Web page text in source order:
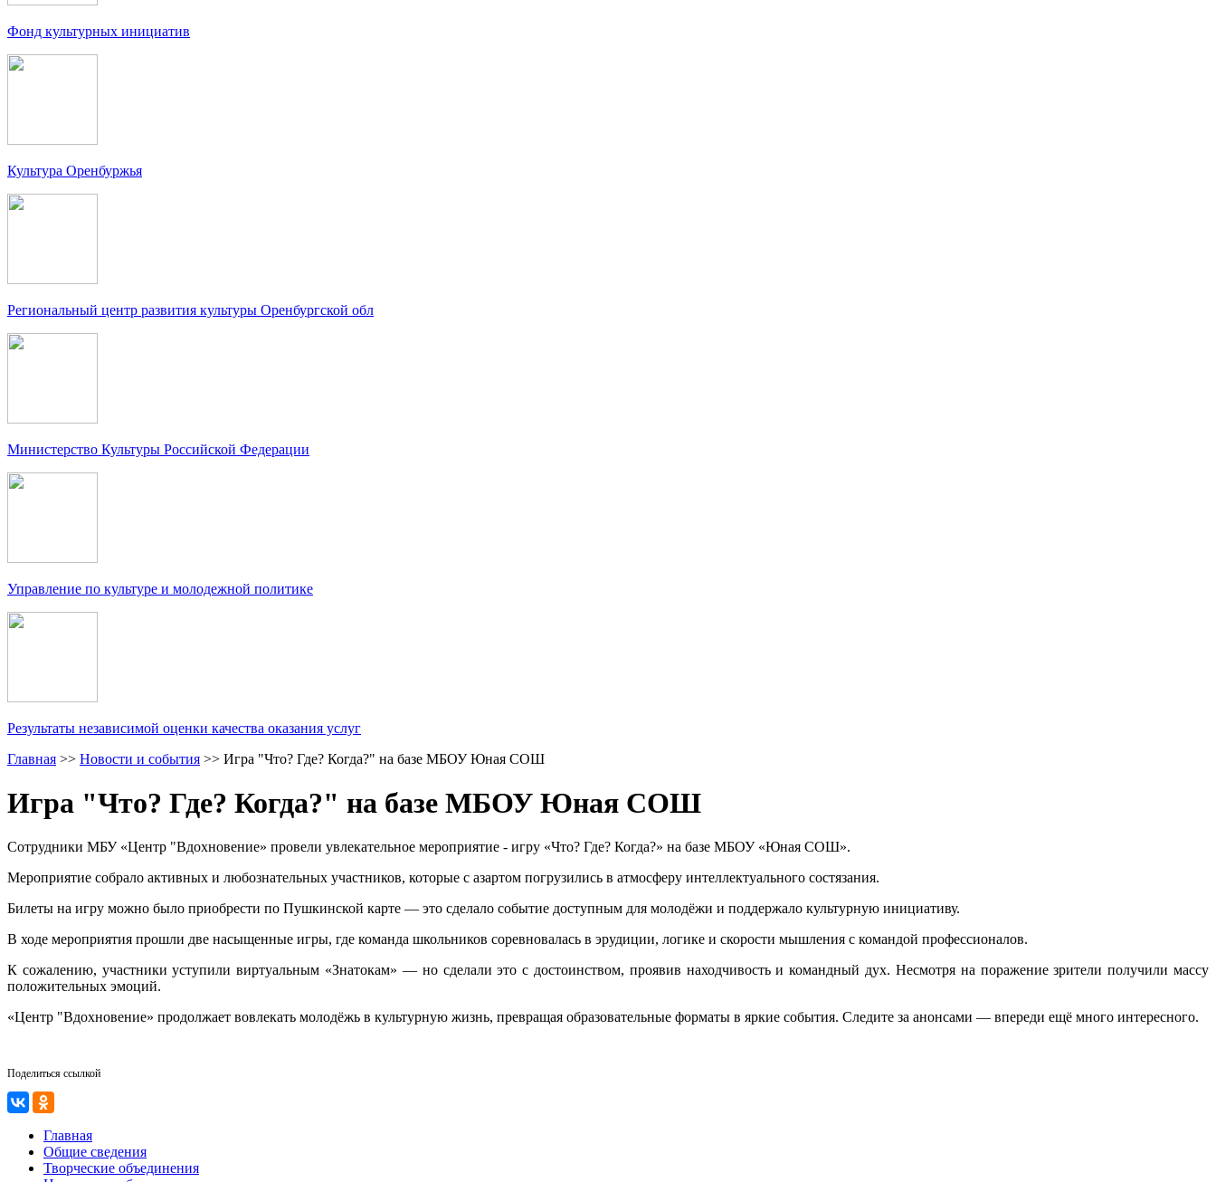
Фонд культурных инициатив
Культура Оренбуржья
Региональный центр развития культуры Оренбургской обл
Министерство Культуры Российской Федерации
Управление по культуре и молодежной политике
Результаты независимой оценки качества оказания услуг
Главная >> Новости и события >> Игра "Что? Где? Когда?" на базе МБОУ Юная СОШ
Игра "Что? Где? Когда?" на базе МБОУ Юная СОШ
Сотрудники МБУ «Центр "Вдохновение» провели увлекательное мероприятие - игру «Что? Где? Когда?» на базе МБОУ «Юная СОШ».
Мероприятие собрало активных и любознательных участников, которые с азартом погрузились в атмосферу интеллектуального состязания.
Билеты на игру можно было приобрести по Пушкинской карте — это сделало событие доступным для молодёжи и поддержало культурную инициативу.
В ходе мероприятия прошли две насыщенные игры, где команда школьников соревновалась в эрудиции, логике и скорости мышления с командой профессионалов.
К сожалению, участники уступили виртуальным «Знатокам» — но сделали это с достоинством, проявив находчивость и командный дух. Несмотря на поражение зрители получили массу
положительных эмоций.
«Центр "Вдохновение» продолжает вовлекать молодёжь в культурную жизнь, превращая образовательные форматы в яркие события. Следите за анонсами — впереди ещё много интересного.
Поделиться ссылкой
Главная
Общие сведения
Творческие объединения